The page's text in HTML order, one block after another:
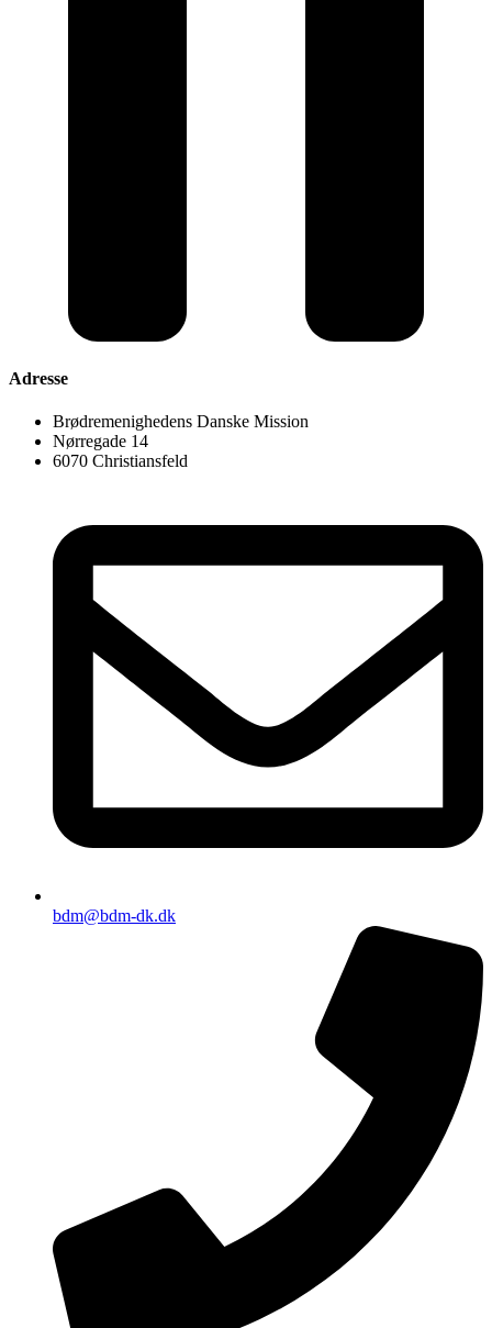
Adresse
Brødremenighedens Danske Mission
Nørregade 14
6070 Christiansfeld
bdm@bdm-dk.dk